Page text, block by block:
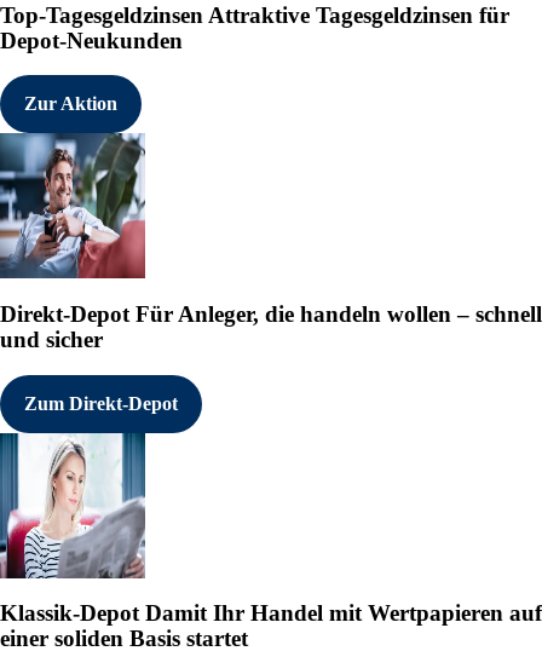
Top-Tagesgeldzinsen Attraktive Tagesgeldzinsen für
Depot-Neukunden
Zur Aktion
Direkt-Depot Für Anleger, die handeln wollen – schnell
und sicher
Zum Direkt-Depot
Klassik-DepotDamit Ihr Handel mit Wertpapieren auf
einer soliden Basis startet